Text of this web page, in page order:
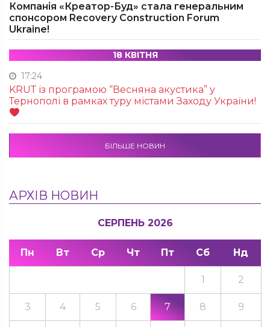
Компанія «Креатор-Буд» стала генеральним
спонсором Recovery Construction Forum
Ukraine!
18 КВІТНЯ
17:24
KRUТ із програмою “Весняна акустика” у
Тернополі в рамках туру містами Заходу України!
БІЛЬШЕ НОВИН
АРХІВ НОВИН
СЕРПЕНЬ 2026
Пн Вт Ср Чт Пт Сб Нд
1 2
3 4 5 6 7 8 9